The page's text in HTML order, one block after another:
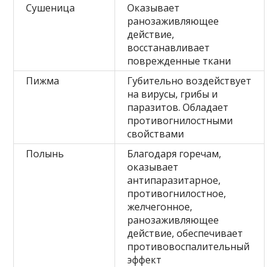
Сушеница
Оказывает
ранозаживляющее
действие,
восстанавливает
поврежденные ткани
Пижма
Губительно воздействует
на вирусы, грибы и
паразитов. Обладает
противогнилостными
свойствами
Полынь
Благодаря горечам,
оказывает
антипаразитарное,
противогнилостное,
желчегонное,
ранозаживляющее
действие, обеспечивает
противовоспалительный
эффект